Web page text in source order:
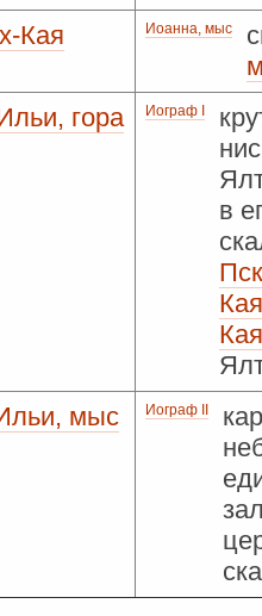
Кая Иоанна, мыс
гора Иограф I
в
Кая
мыс Иограф II